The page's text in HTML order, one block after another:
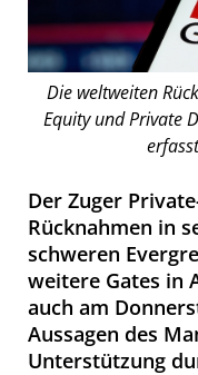
Die weltweiten
Equity und Private
Der Zuger
Rücknahmen in
schweren
weitere Gates in
auch am
Aussagen des
Unterstützung